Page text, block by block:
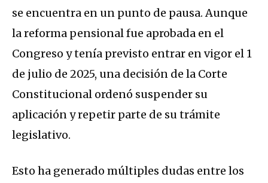
se encuentra en un punto de pausa. Aunque
la reforma pensional fue aprobada en el
Congreso y tenía previsto entrar en vigor el 1
de julio de 2025, una decisión de la Corte
Constitucional ordenó suspender su
aplicación y repetir parte de su trámite
legislativo.
Esto ha generado múltiples dudas entre los